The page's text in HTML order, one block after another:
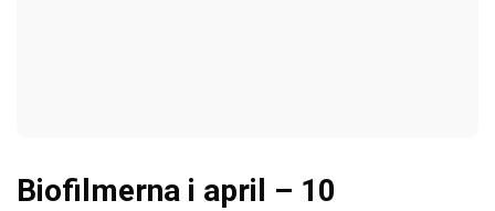
Biofilmerna i april – 10